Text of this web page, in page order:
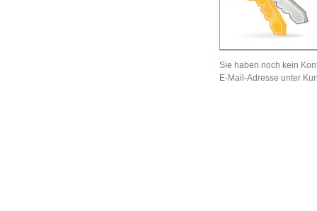
Sie haben noch kein
E-Mail-Adresse unter